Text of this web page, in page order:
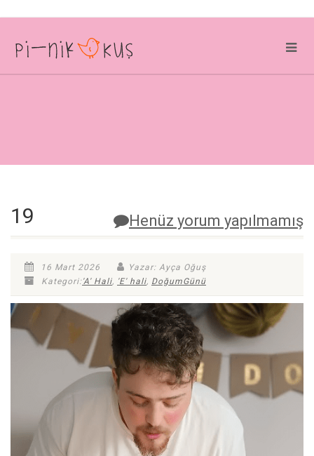
Henüz yorum yapılmamış
19
16 Mart 2026
Yazar: Ayça Oğuş
Kategori:'A' Hali, 'E' hali, DoğumGünü